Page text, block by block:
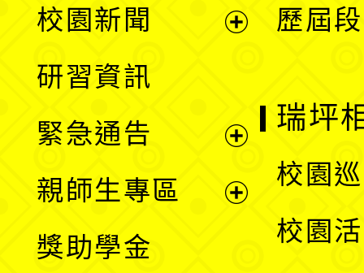
單
校園新聞
選
單
研習資訊
緊急通告
親師生專區
獎助學金
歷屆
瑞坪
校園
校園